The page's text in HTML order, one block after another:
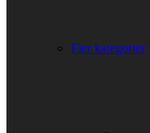
Fler kategorier